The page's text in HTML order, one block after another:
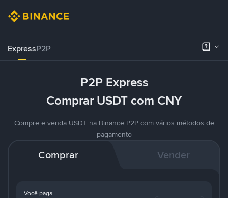
ExpressP2P
P2P Express
Comprar USDT com CNY
Compre e venda USDT na Binance P2P com vários métodos de
pagamento
Comprar Vender
Você paga